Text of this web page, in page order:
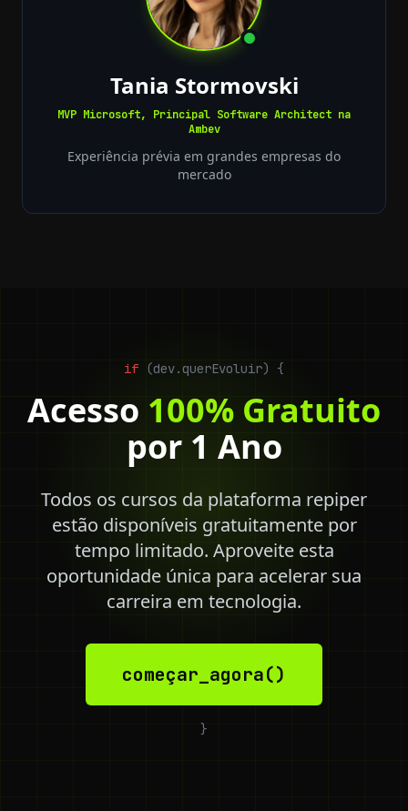
Tania Stormovski
MVP Microsoft, Principal Software Architect na
Ambev
Experiência prévia em grandes empresas do
mercado
if (dev.querEvoluir) {
Acesso 100% Gratuito
por 1 Ano
Todos os cursos da plataforma repiper
estão disponíveis gratuitamente por
tempo limitado. Aproveite esta
oportunidade única para acelerar sua
carreira em tecnologia.
começar_agora()
}